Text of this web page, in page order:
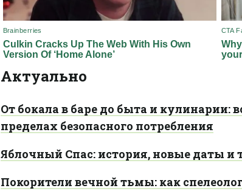
Актуально
От бокала в баре до быта и
пределах безопасного потребления
Яблочный Спас: история, новые даты и
Покорители вечной тьмы: как